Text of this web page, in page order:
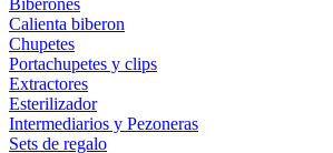
Biberones
Calienta biberon
Chupetes
Portachupetes y clips
Extractores
Esterilizador
Intermediarios y Pezoneras
Sets de regalo